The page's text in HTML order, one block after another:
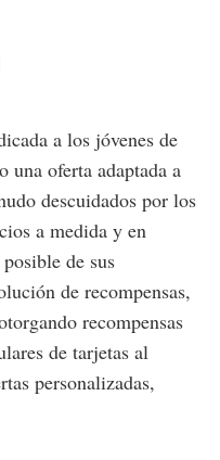
a los jóvenes de
una oferta adaptada a
descuidados por los
a medida y en
de sus
de recompensas,
recompensas
de tarjetas al
personalizadas,